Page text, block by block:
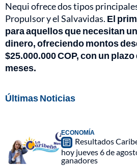
Nequi ofrece dos tipos
Propulsor y el Salvavidas. El
para aquellos que necesitan
dinero, ofreciendo montos
$25.000.000 COP, con un
meses.
Últimas Noticias
ECONOMÍA
Resultados
hoy jueves 6 de
ganadores